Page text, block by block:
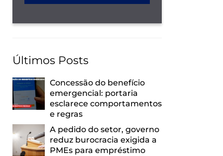
Últimos Posts
Concessão do benefício
emergencial: portaria
esclarece comportamentos
e regras
A pedido do setor, governo
reduz burocracia exigida a
PMEs para empréstimo